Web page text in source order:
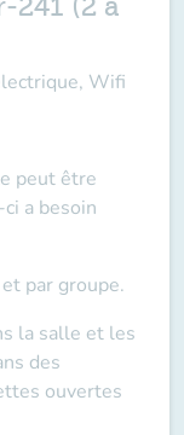
Wifi
peut être
a besoin
par groupe.
la salle et les
des
ouvertes